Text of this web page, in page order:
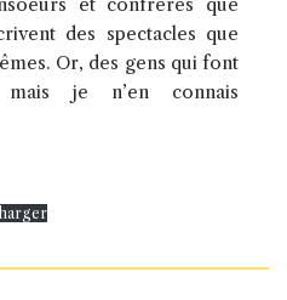
et confrères que
des spectacles que
Or, des gens qui font
je n’en connais